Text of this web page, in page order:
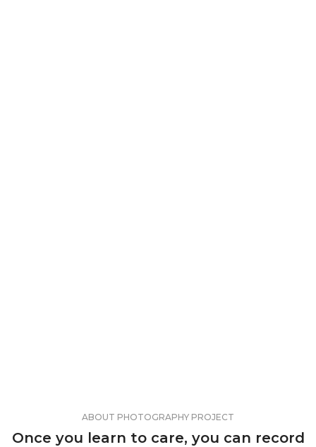
ABOUT PHOTOGRAPHY PROJECT
Once you learn to care, you can record